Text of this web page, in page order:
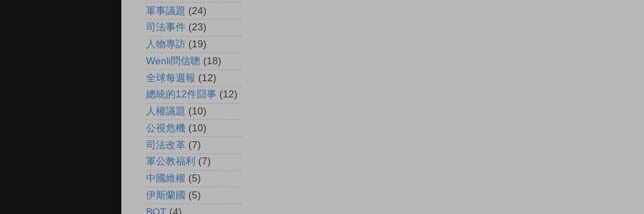
軍事議題 (24)
司法事件 (23)
人物專訪 (19)
Wenli問信聰 (18)
全球每週報 (12)
總統的12件囧事 (12)
人權議題 (10)
公視危機 (10)
司法改革 (7)
軍公教福利 (7)
中國維權 (5)
伊斯蘭國 (5)
BOT (4)